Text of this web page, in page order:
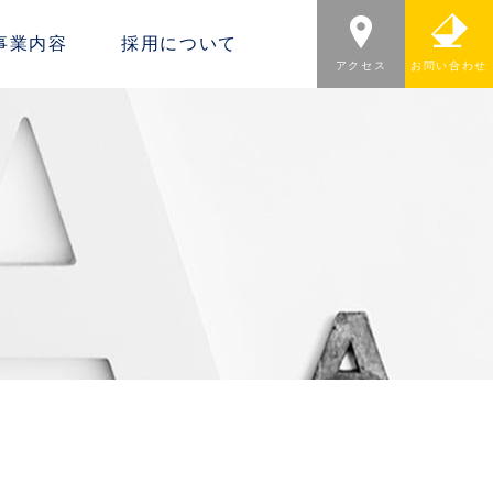
業内容 採用について
アクセス お問い合わせ